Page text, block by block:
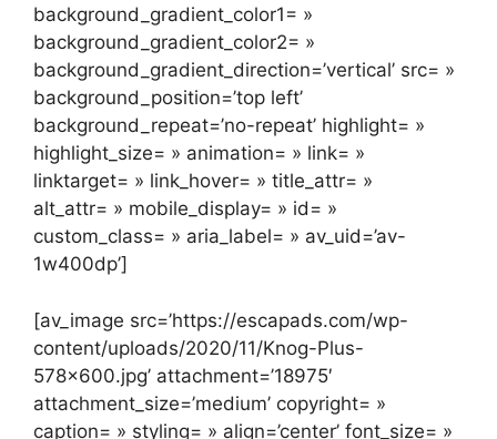
background_gradient_color1= »
background_gradient_color2= »
background_gradient_direction=’vertical’ src= »
background_position=’top left’
background_repeat=’no-repeat’ highlight= »
highlight_size= » animation= » link= »
linktarget= » link_hover= » title_attr= »
alt_attr= » mobile_display= » id= »
custom_class= » aria_label= » av_uid=’av-
1w400dp’]
[av_image src=’https://escapads.com/wp-
content/uploads/2020/11/Knog-Plus-
578×600.jpg’ attachment=’18975′
attachment_size=’medium’ copyright= »
caption= » styling= » align=’center’ font_size= »